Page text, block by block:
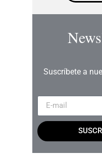
Suscríbete a